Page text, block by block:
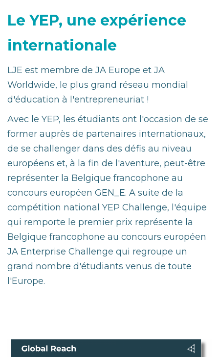
Le YEP, une expérience
internationale
LJE est membre de JA Europe et JA
Worldwide, le plus grand réseau mondial
d'éducation à l'entrepreneuriat !
Avec le YEP, les étudiants ont l'occasion de se
former auprès de partenaires internationaux,
de se challenger dans des défis au niveau
européens et, à la fin de l'aventure, peut-être
représenter la Belgique francophone au
concours européen GEN_E. A suite de la
compétition national YEP Challenge, l'équipe
qui remporte le premier prix représente la
Belgique francophone au concours européen
JA Enterprise Challenge qui regroupe un
grand nombre d'étudiants venus de toute
l'Europe.